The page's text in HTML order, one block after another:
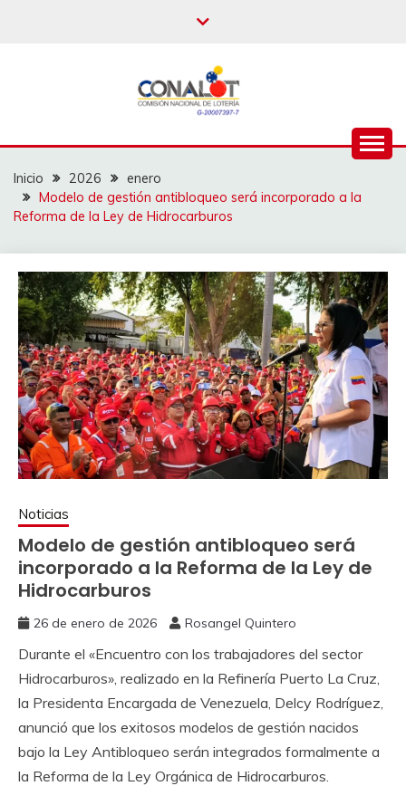
Inicio 2026
enero
Modelo de gestión antibloqueo será incorporado a la
Reforma de la Ley de Hidrocarburos
Noticias
Modelo de gestión antibloqueo será
incorporado a la Reforma de la Ley de
Hidrocarburos
26 de enero de 2026 Rosangel Quintero
Durante el «Encuentro con los trabajadores del sector
Hidrocarburos», realizado en la Refinería Puerto La Cruz,
la Presidenta Encargada de Venezuela, Delcy Rodríguez,
anunció que los exitosos modelos de gestión nacidos
bajo la Ley Antibloqueo serán integrados formalmente a
la Reforma de la Ley Orgánica de Hidrocarburos.